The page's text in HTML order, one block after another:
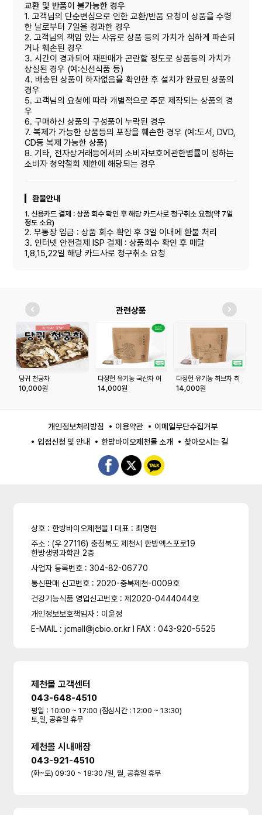
교환 및 반품이 불가능한 경우
1. 고객님의 단순변심으로 인한 교환/반품 요청이 상품을 수령
한 날로부터 7일을 경과한 경우
2. 고객님의 책임 있는 사유로 상품 등의 가치가 심하게 파손되
거나 훼손된 경우
3. 시간이 경과되어 재판매가 곤란할 정도로 상품등의 가치가
상실된 경우 (예:신선식품 등)
4. 배송된 상품이 하자없음을 확인한 후 설치가 완료된 상품의
경우
5. 고객님의 요청에 따라 개별적으로 주문 제작되는 상품의 경
우
6. 구매하신 상품의 구성품이 누락된 경우
7. 복제가 가능한 상품등의 포장을 훼손한 경우 (예:도서, DVD,
CD등 복제 가능한 상품)
8. 기타, 전자상거래등에서의 소비자보호에관한볍률이 정하는
소비자 청약철회 제한에 해당되는 경우
환불안내
1. 신용카드 결제 : 상품 회수 확인 후 해당 카드사로 청구취소 요청(약 7일
정도 소요)
2. 무통장 입금 : 상품 회수 확인 후 3일 이내에 환불 처리
3. 인터넷 안전결제 ISP 결제 : 상품회수 확인 후 매달
1,8,15,22일 해당 카드사로 청구취소 요청
관련상품
당귀 천궁차
10,000원
다정헌 유기농 국산차 여
주차 20티백+20티백
14,000원
다정헌 유기농 허브차 히
비스커스 20티백+20티
14,000원
개인정보처리방침 이용약관
이메일무단수집거부
입점신청 및 안내
한방바이오제천몰 소개 찾아오시는 길
상호 : 한방바이오제천몰 l 대표 : 최명현
주소 : (우 27116) 충청북도 제천시 한방엑스포로19
한방생명과학관 2층
사업자 등록번호 : 304-82-06770
통신판매 신고번호 : 2020-충북제천-0009호
건강기능식품 영업신고번호 : 제2020-0444044호
개인정보보호책임자 : 이윤정
E-MAIL : jcmall@jcbio.or.kr l FAX : 043-920-5525
제천몰 고객센터
043-648-4510
평일：10:00 ~ 17:00 (점심시간 : 12:00 ~ 13:30)
토,일, 공휴일 휴무
제천몰 시내매장
043-921-4510
(화~토) 09:30 ~ 18:30 /일, 월, 공휴일 휴무